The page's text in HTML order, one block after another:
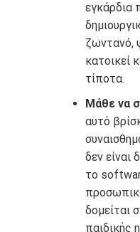
εγκάρδια
ζωντανό,
κατοικεί
τίποτα.
Μάθε να
αυτό
δεν είναι
το
δομείται
παιδικής